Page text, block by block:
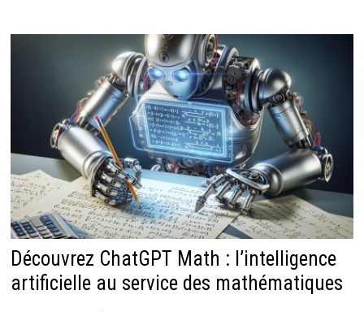
Découvrez ChatGPT Math : l’intelligence
artificielle au service des mathématiques